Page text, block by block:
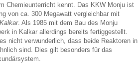
Chemieunterricht kennt. Das KKW Monju ist
von ca. 300 Megawatt vergleichbar mit
Kalkar. Als 1985 mit dem Bau des Monju
in Kalkar allerdings bereits fertiggestellt.
nicht verwunderlich, dass beide Reaktoren in
sind. Dies gilt besonders für das